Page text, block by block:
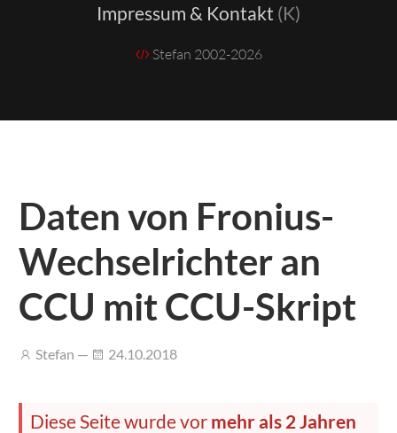
Impressum & Kontakt (K)
Stefan 2002-2026
Daten von Fronius-
Wechselrichter an
CCU mit CCU-Skript
Stefan — 24.10.2018
Diese Seite wurde vor mehr als 2 Jahren